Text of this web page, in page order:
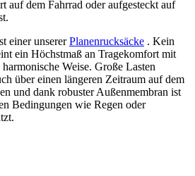
auf dem Fahrrad oder aufgesteckt auf
einer unsererPlanenrucksäcke . Kein
ein Höchstmaß an Tragekomfort mit
Weise. Große Lasten
über einen längeren Zeitraum auf dem
und dank robuster Außenmembran ist
Bedingungen wie Regen oder